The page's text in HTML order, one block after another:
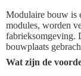
Modulaire bouw is
modules, worden
fabrieksomgeving.
bouwplaats
Wat zijn de